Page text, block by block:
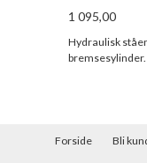
1 095,00
Hydraulisk
bremsesylinder.
Forside Bli